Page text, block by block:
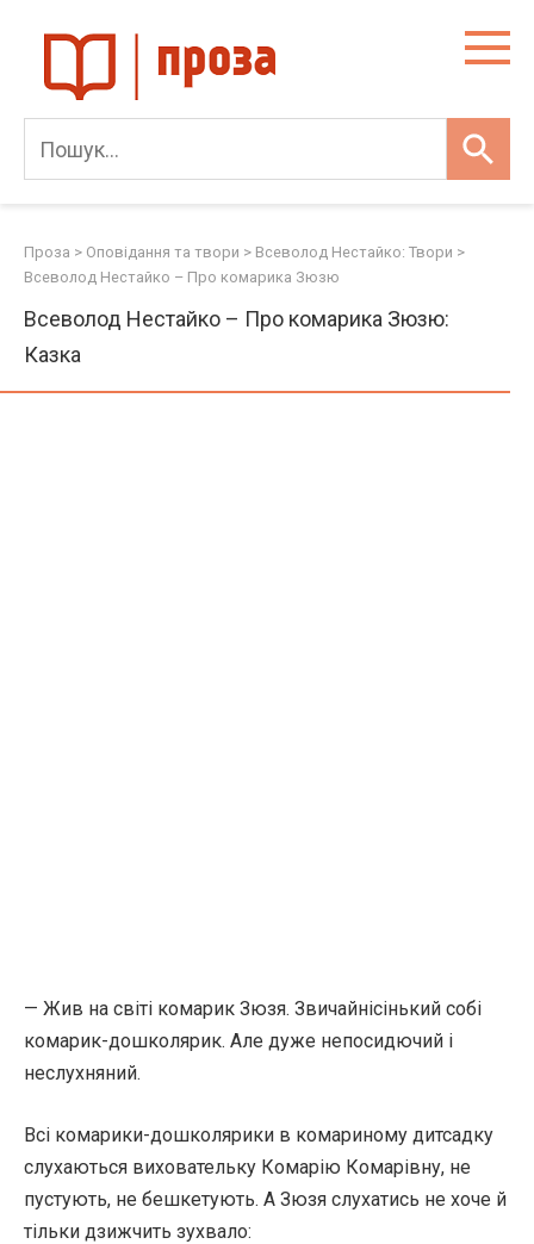
content
Проза > Оповідання та твори > Всеволод Нестайко: Твори >
Всеволод Нестайко – Про комарика Зюзю
Всеволод Нестайко – Про комарика Зюзю:
Казка
— Жив на світi комарик Зюзя. Звичайнісінький собі
комарик-дошколярик. Але дуже непосидючий і
неслухняний.
Всі комарики-дошколярики в комариному дитсадку
слухаються виховательку Комарію Комарівну, не
пустують, не бешкетують. А Зюзя слухатись не хоче й
тільки дзижчить зухвало: